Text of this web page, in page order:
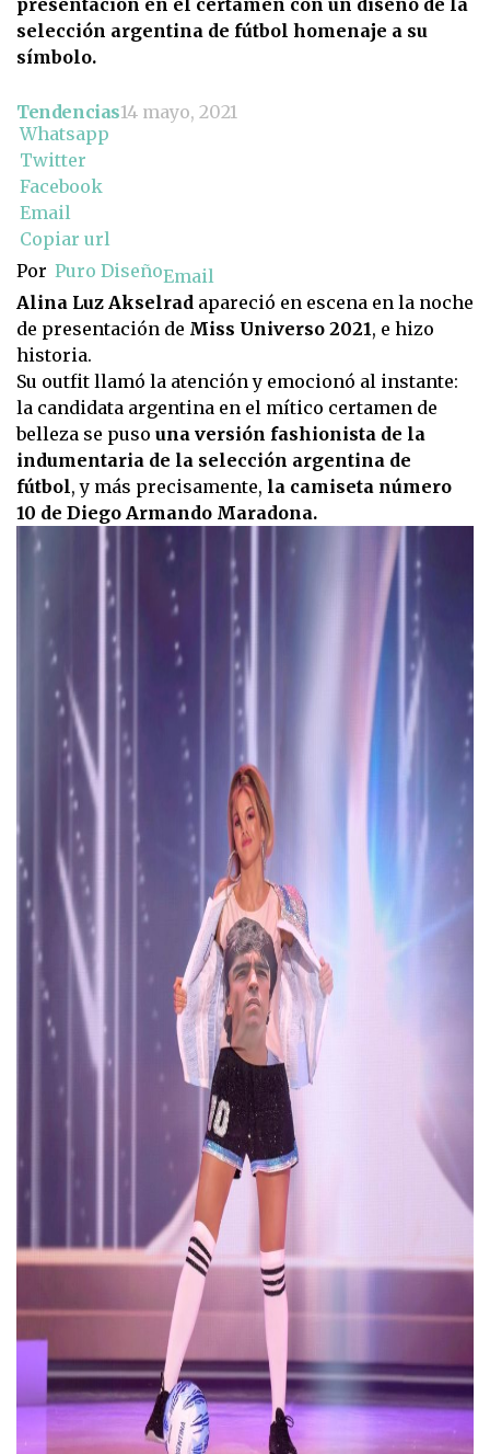
presentación en el certamen con un diseño de la
selección argentina de fútbol homenaje a su
símbolo.
Tendencias14 mayo, 2021
Whatsapp
Twitter
Facebook
Email
Copiar url
Por Puro DiseñoEmail
Alina Luz Akselrad apareció en escena en la noche
de presentación de Miss Universo 2021, e hizo
historia.
Su outfit llamó la atención y emocionó al instante:
la candidata argentina en el mítico certamen de
belleza se puso una versión fashionista de la
indumentaria de la selección argentina de
fútbol, y más precisamente, la camiseta número
10 de Diego Armando Maradona.